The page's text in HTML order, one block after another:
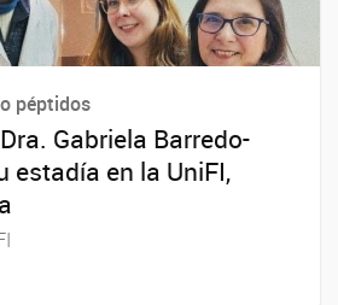
péptidos
Gabriela Barredo-
estadía en la UniFI,